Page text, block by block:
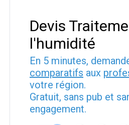
Devis
l'humidité
En 5 minutes,
comparatifs aux
votre région.
Gratuit, sans pub et
engagement.